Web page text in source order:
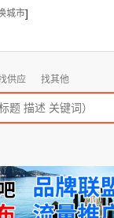
城市]
供应 找其他